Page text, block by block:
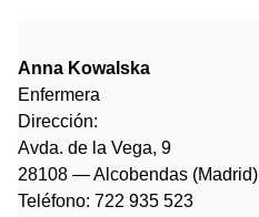
Anna Kowalska
Enfermera
Dirección:
Avda. de la Vega, 9
28108 — Alcobendas (Madrid)
Teléfono: 722 935 523